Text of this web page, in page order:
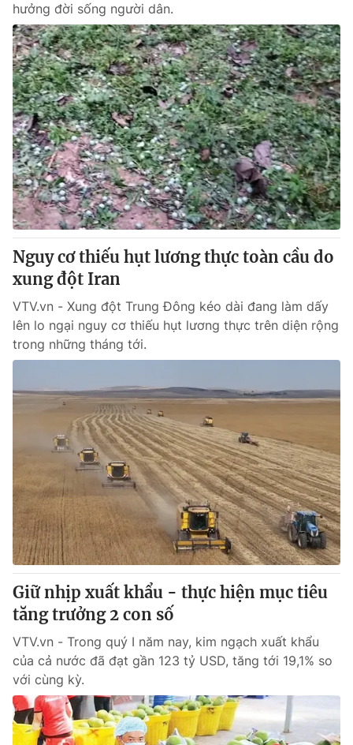
hưởng đời sống người dân.
Nguy cơ thiếu hụt lương thực toàn cầu do
xung đột Iran
VTV.vn - Xung đột Trung Đông kéo dài đang làm dấy
lên lo ngại nguy cơ thiếu hụt lương thực trên diện rộng
trong những tháng tới.
Giữ nhịp xuất khẩu - thực hiện mục tiêu
tăng trưởng 2 con số
VTV.vn - Trong quý I năm nay, kim ngạch xuất khẩu
của cả nước đã đạt gần 123 tỷ USD, tăng tới 19,1% so
với cùng kỳ.